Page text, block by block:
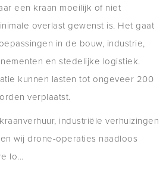
een kraan moeilijk of niet
overlast gewenst is. Het gaat
in de bouw, industrie,
en stedelijke logistiek.
kunnen lasten tot ongeveer 200
verplaatst.
industriële verhuizingen
wij drone-operaties naadloos
lo...